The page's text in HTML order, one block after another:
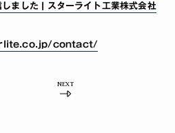
ました | スターライト工業株式会社
contact/
NEXT